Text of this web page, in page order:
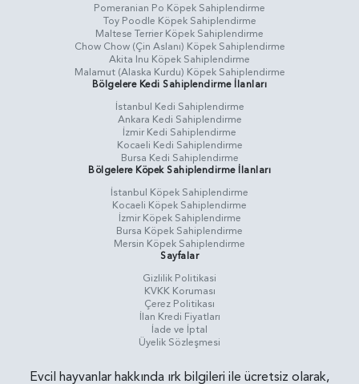
Pomeranian Po Köpek Sahiplendirme
Toy Poodle Köpek Sahiplendirme
Maltese Terrier Köpek Sahiplendirme
Chow Chow (Çin Aslanı) Köpek Sahiplendirme
Akita Inu Köpek Sahiplendirme
Malamut (Alaska Kurdu) Köpek Sahiplendirme
Bölgelere Kedi Sahiplendirme İlanları
İstanbul Kedi Sahiplendirme
Ankara Kedi Sahiplendirme
İzmir Kedi Sahiplendirme
Kocaeli Kedi Sahiplendirme
Bursa Kedi Sahiplendirme
Bölgelere Köpek Sahiplendirme İlanları
İstanbul Köpek Sahiplendirme
Kocaeli Köpek Sahiplendirme
İzmir Köpek Sahiplendirme
Bursa Köpek Sahiplendirme
Mersin Köpek Sahiplendirme
Sayfalar
Gizlilik Politikasi
KVKK Koruması
Çerez Politikası
İlan Kredi Fiyatları
İade ve İptal
Üyelik Sözleşmesi
Evcil hayvanlar hakkında ırk bilgileri ile ücretsiz olarak,